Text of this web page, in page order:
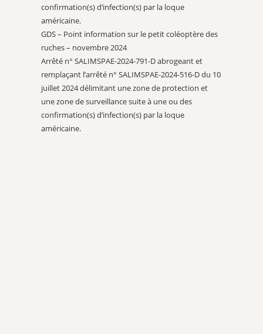
confirmation(s) d’infection(s) par la loque
américaine.
GDS – Point information sur le petit coléoptère des
ruches – novembre 2024
Arrêté n° SALIMSPAE-2024-791-D abrogeant et
remplaçant l’arrêté n° SALIMSPAE-2024-516-D du 10
juillet 2024 délimitant une zone de protection et
une zone de surveillance suite à une ou des
confirmation(s) d’infection(s) par la loque
américaine.